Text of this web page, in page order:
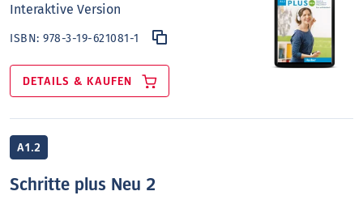
Interaktive Version
ISBN:978-3-19-621081-1
DETAILS & KAUFEN
A1.2
Schritte plus Neu 2